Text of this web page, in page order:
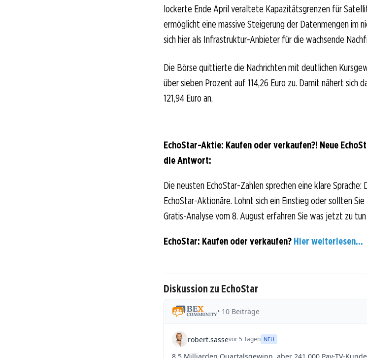
lockerte Ende April veraltete Kapazitätsgrenzen für
ermöglicht eine massive Steigerung der Datenmengen im
sich hier als Infrastruktur-Anbieter für die wachsende
Die Börse quittierte die Nachrichten mit deutlichen
über sieben Prozent auf 114,26 Euro zu. Damit nähert sich
121,94 Euro an.
EchoStar-Aktie: Kaufen oder verkaufen?! Neue
die Antwort:
Die neusten EchoStar-Zahlen sprechen eine klare
EchoStar-Aktionäre. Lohnt sich ein Einstieg oder sollten
Gratis-Analyse vom 8. August erfahren Sie was jetzt zu
EchoStar: Kaufen oder verkaufen? Hier weiterlesen...
Diskussion zu EchoStar